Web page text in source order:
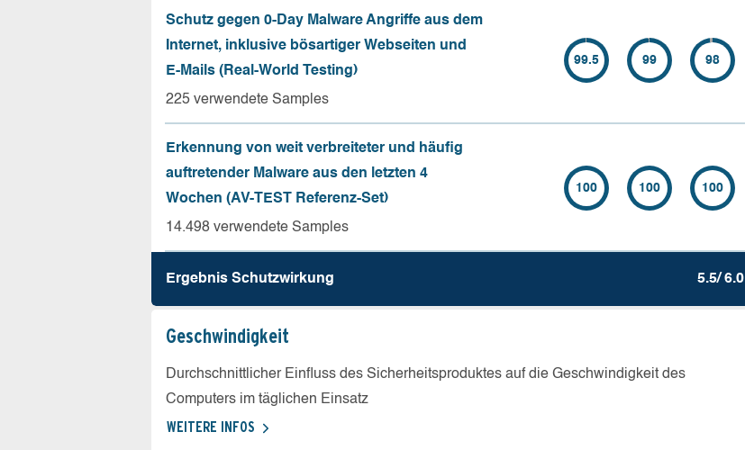
Schutz gegen 0-Day Malware Angriffe aus dem
Internet, inklusive bösartiger Webseiten und
E-Mails (Real-World Testing)
225 verwendete Samples
99.5 99 98
Erkennung von weit verbreiteter und häufig
auftretender Malware aus den letzten 4
Wochen (AV-TEST Referenz-Set)
14.498 verwendete Samples
100 100 100
Ergebnis Schutz­wirkung 5.5/ 6.0
Geschw­indigkeit
Durchschnittlicher Einfluss des Sicherheitsproduktes auf die Geschwindigkeit des
Computers im täglichen Einsatz
WEITERE INFOS